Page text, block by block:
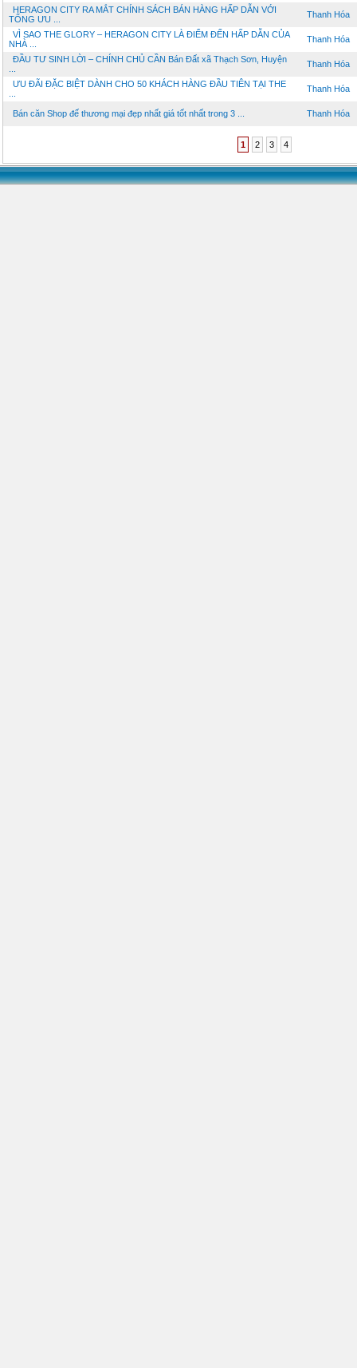
HERAGON CITY RA MẮT CHÍNH SÁCH BÁN HÀNG HẤP DẪN VỚI
TỔNG ƯU ...
Thanh Hóa
VÌ SAO THE GLORY – HERAGON CITY LÀ ĐIỂM ĐẾN HẤP DẪN CỦA
NHÀ ...
Thanh Hóa
ĐẦU TƯ SINH LỜI – CHÍNH CHỦ CẦN Bán Đất xã Thạch Sơn, Huyện
Thanh Hóa
ƯU ĐÃI ĐẶC BIỆT DÀNH CHO 50 KHÁCH HÀNG ĐẦU TIÊN TẠI THE
Thanh Hóa
Bán căn Shop đế thương mại đẹp nhất giá tốt nhất trong 3 ... Thanh Hóa
1 2 3 4